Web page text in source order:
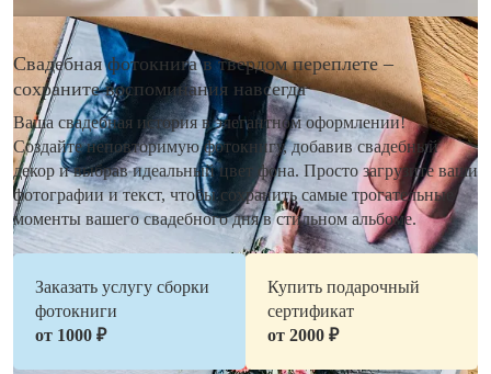
Свадебная фотокнига в твердом переплете –
сохраните воспоминания навсегда
Ваша свадебная история в элегантном оформлении!
Создайте неповторимую фотокнигу, добавив свадебный
декор и выбрав идеальный цвет фона. Просто загрузите ваши
фотографии и текст, чтобы сохранить самые трогательные
моменты вашего свадебного дня в стильном альбоме.
Заказать услугу сборки
фотокниги
от 1000 ₽
Купить подарочный
сертификат
от 2000 ₽